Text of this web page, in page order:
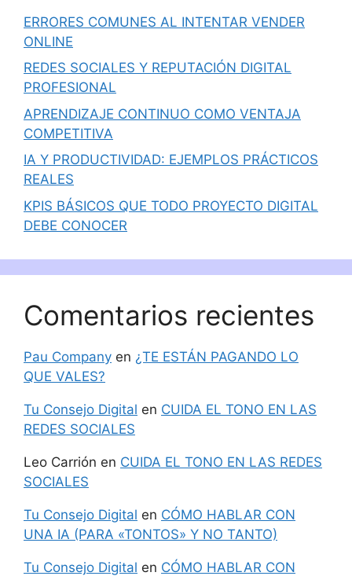
ERRORES COMUNES AL INTENTAR VENDER
ONLINE
REDES SOCIALES Y REPUTACIÓN DIGITAL
PROFESIONAL
APRENDIZAJE CONTINUO COMO VENTAJA
COMPETITIVA
IA Y PRODUCTIVIDAD: EJEMPLOS PRÁCTICOS
REALES
KPIS BÁSICOS QUE TODO PROYECTO DIGITAL
DEBE CONOCER
Comentarios recientes
Pau Company en ¿TE ESTÁN PAGANDO LO
QUE VALES?
Tu Consejo Digital en CUIDA EL TONO EN LAS
REDES SOCIALES
Leo Carrión en CUIDA EL TONO EN LAS REDES
SOCIALES
Tu Consejo Digital en CÓMO HABLAR CON
UNA IA (PARA «TONTOS» Y NO TANTO)
Tu Consejo Digital en CÓMO HABLAR CON